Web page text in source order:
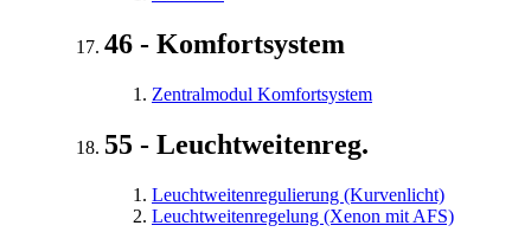
46 - Komfortsystem
Zentralmodul Komfortsystem
55 - Leuchtweitenreg.
Leuchtweitenregulierung (Kurvenlicht)
Leuchtweitenregelung (Xenon mit AFS)